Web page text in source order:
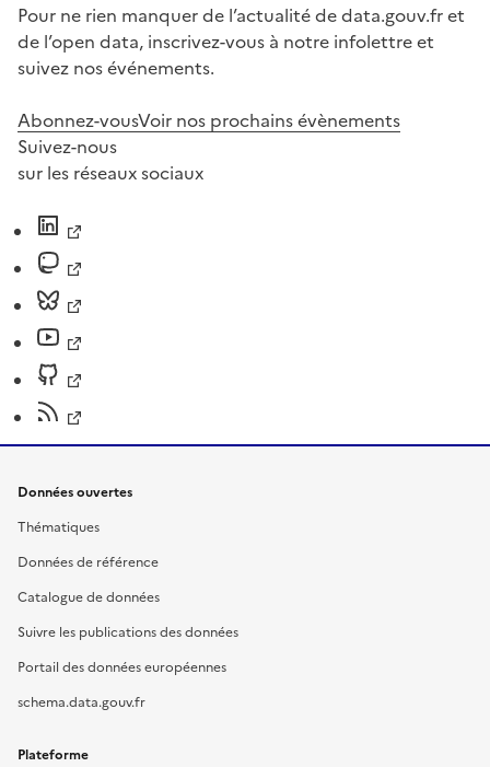
Pour ne rien manquer de l’actualité de data.gouv.fr et
de l’open data, inscrivez-vous à notre infolettre et
suivez nos événements.
Abonnez-vousVoir nos prochains évènements
Suivez-nous
sur les réseaux sociaux
Données ouvertes
Thématiques
Données de référence
Catalogue de données
Suivre les publications des données
Portail des données européennes
schema.data.gouv.fr
Plateforme